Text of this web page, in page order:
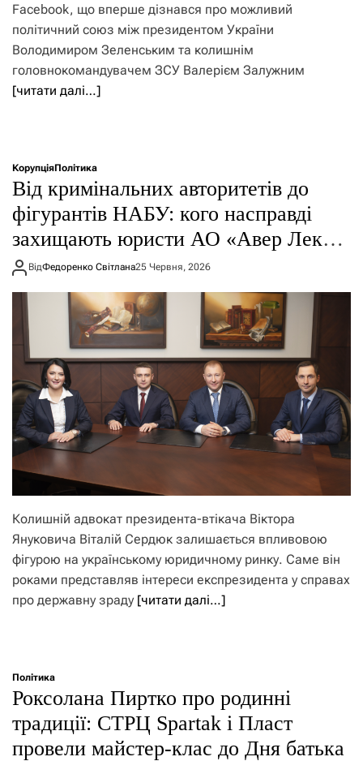
Facebook, що вперше дізнався про можливий
політичний союз між президентом України
Володимиром Зеленським та колишнім
головнокомандувачем ЗСУ Валерієм Залужним
[читати далі…]
КорупціяПолітика
Від кримінальних авторитетів до
фігурантів НАБУ: кого насправді
захищають юристи АО «Авер Лекс»,
старшим партнером якого є адвокат
Януковича Віталій Сердюк
ВідФедоренко Світлана25 Червня, 2026
Колишній адвокат президента-втікача Віктора
Януковича Віталій Сердюк залишається впливовою
фігурою на українському юридичному ринку. Саме він
роками представляв інтереси експрезидента у справах
про державну зраду [читати далі…]
Політика
Роксолана Пиртко про родинні
традиції: СТРЦ Spartak і Пласт
провели майстер-клас до Дня батька